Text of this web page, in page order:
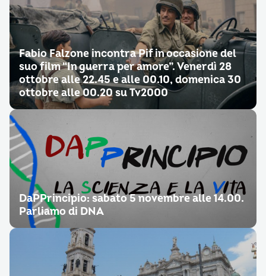
Fabio Falzone incontra Pif in occasione del
suo film “In guerra per amore”. Venerdì 28
ottobre alle 22.45 e alle 00.10, domenica 30
ottobre alle 00.20 su Tv2000
DaPPrincipio: sabato 5 novembre alle 14.00.
Parliamo di DNA